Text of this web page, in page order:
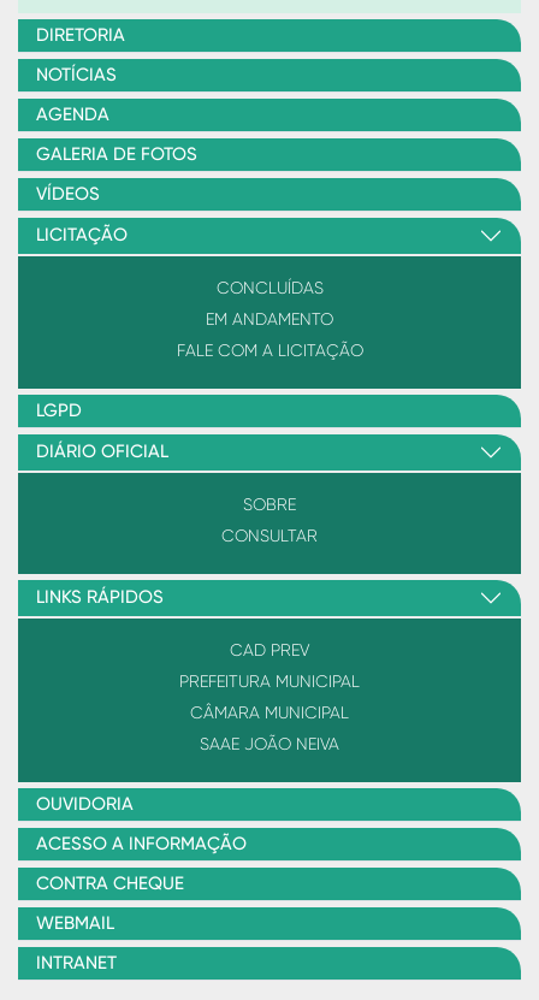
DIRETORIA
NOTÍCIAS
AGENDA
GALERIA DE FOTOS
VÍDEOS
LICITAÇÃO
CONCLUÍDAS
EM ANDAMENTO
FALE COM A LICITAÇÃO
LGPD
DIÁRIO OFICIAL
SOBRE
CONSULTAR
LINKS RÁPIDOS
CAD PREV
PREFEITURA MUNICIPAL
CÂMARA MUNICIPAL
SAAE JOÃO NEIVA
OUVIDORIA
ACESSO A INFORMAÇÃO
CONTRA CHEQUE
WEBMAIL
INTRANET